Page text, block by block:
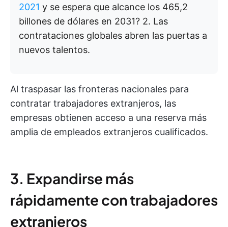
2021 y se espera que alcance los 465,2
billones de dólares en 2031? 2. Las
contrataciones globales abren las puertas a
nuevos talentos.
Al traspasar las fronteras nacionales para
contratar trabajadores extranjeros, las
empresas obtienen acceso a una reserva más
amplia de empleados extranjeros cualificados.
3. Expandirse más
rápidamente con trabajadores
extranjeros